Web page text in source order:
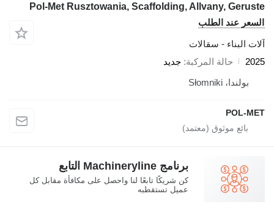
Pol-Met Rusztowania, Scaffolding, Allvany, Geruste
السعر عند الطلب
آلات البناء - سقالات
2025
حالة المركبة جديد
بولندا، Słomniki
POL-MET
برنامج Machineryline التابع
كن شريكًا تابعًا لنا واحصل على مكافأة مقابل كل
عميل تستقطبه